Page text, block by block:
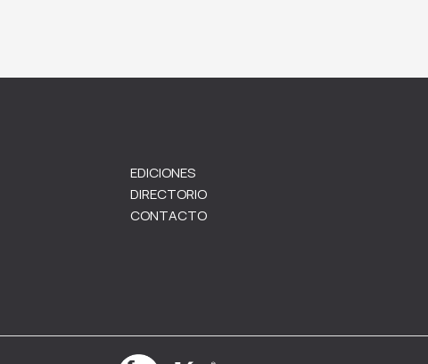
EDICIONES
DIRECTORIO
CONTACTO